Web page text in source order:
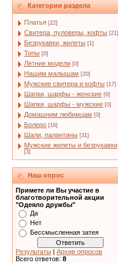
Категории раздела
Платья [22]
Свитера, пуловеры, кофты [21]
Безрукавки, жилеты [1]
Топы [0]
Летние модели [0]
Нашим малышам [20]
Мужские свитера и кофты [17]
Шапки, шарфы - женские [0]
Шапки, шарфы - мужские [0]
Домашним любимцам [0]
Болеро [16]
Шали, палантины [31]
Мужские жилеты и безрукавки
[3]
Наш опрос
Примете ли Вы участие в
благотворительной акции
"Одеяло дружбы"
Да
Нет
Бессмысленная затея
Результаты | Архив опросов
Всего ответов: 8